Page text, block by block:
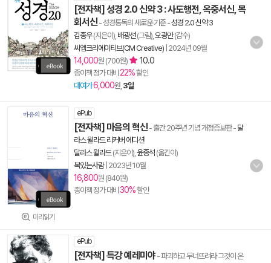
[전자책] 성경 2.0 신약 3 : 사도행전, 옥중서신, 목
회서신- 성경통독의 새로운 기준-성경 2.0 신약 3
김종우(지은이), 배광선(그림), 오광만(감수)
씨엠크리에이티브(CM Creative) 2024년 09월
14,000원 (700원) 10.0
종이책 정가 대비 22%할인
대여가6,000원, 3일
미리읽기
ePub
[전자책] 마음의 혁신- 출간 20주년 기념 개정증보판- 달
라스 윌라드 리커버 에디션
달라스 윌라드(지은이), 윤종석 (옮긴이)
복있는사람| 2023년 10월
16,800원 (840원)
종이책 정가 대비 30%할인
ePub
[전자책] 특강 예레미야 - 파괴하고 무너뜨려라 그것이 은